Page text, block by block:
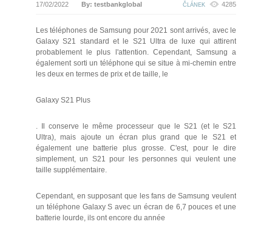
17/02/2022 By: testbankglobal ČLÁNEK 4285
Les téléphones de Samsung pour 2021 sont arrivés, avec le
Galaxy S21 standard et le S21 Ultra de luxe qui attirent
probablement le plus l'attention. Cependant, Samsung a
également sorti un téléphone qui se situe à mi-chemin entre
les deux en termes de prix et de taille, le
Galaxy S21 Plus
. Il conserve le même processeur que le S21 (et le S21
Ultra), mais ajoute un écran plus grand que le S21 et
également une batterie plus grosse. C'est, pour le dire
simplement, un S21 pour les personnes qui veulent une
taille supplémentaire.
Cependant, en supposant que les fans de Samsung veulent
un téléphone Galaxy S avec un écran de 6,7 pouces et une
batterie lourde, ils ont encore du année